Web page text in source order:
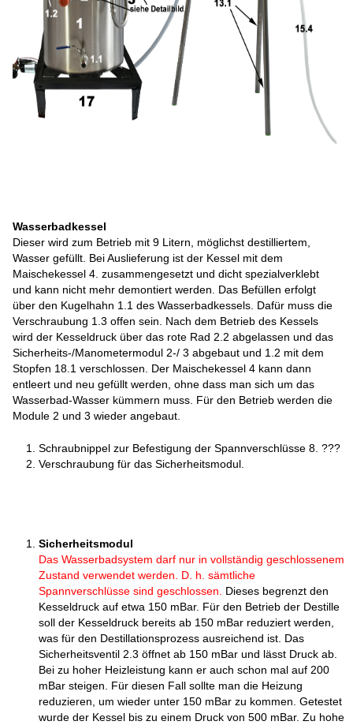
Wasserbadkessel
Dieser wird zum Betrieb mit 9 Litern, möglichst destilliertem,
Wasser gefüllt. Bei Auslieferung ist der Kessel mit dem
Maischekessel 4. zusammengesetzt und dicht spezialverklebt
und kann nicht mehr demontiert werden. Das Befüllen erfolgt
über den Kugelhahn 1.1 des Wasserbadkessels. Dafür muss die
Verschraubung 1.3 offen sein. Nach dem Betrieb des Kessels
wird der Kesseldruck über das rote Rad 2.2 abgelassen und das
Sicherheits-/Manometermodul 2-/ 3 abgebaut und 1.2 mit dem
Stopfen 18.1 verschlossen. Der Maischekessel 4 kann dann
entleert und neu gefüllt werden, ohne dass man sich um das
Wasserbad-Wasser kümmern muss. Für den Betrieb werden die
Module 2 und 3 wieder angebaut.
Schraubnippel zur Befestigung der Spannverschlüsse 8. ???
Verschraubung für das Sicherheitsmodul.
Sicherheitsmodul
Das Wasserbadsystem darf nur in vollständig geschlossenem
Zustand verwendet werden. D. h. sämtliche
Spannverschlüsse sind geschlossen. Dieses begrenzt den
Kesseldruck auf etwa 150 mBar. Für den Betrieb der Destille
soll der Kesseldruck bereits ab 150 mBar reduziert werden,
was für den Destillationsprozess ausreichend ist. Das
Sicherheitsventil 2.3 öffnet ab 150 mBar und lässt Druck ab.
Bei zu hoher Heizleistung kann er auch schon mal auf 200
mBar steigen. Für diesen Fall sollte man die Heizung
reduzieren, um wieder unter 150 mBar zu kommen. Getestet
wurde der Kessel bis zu einem Druck von 500 mBar. Zu hohe